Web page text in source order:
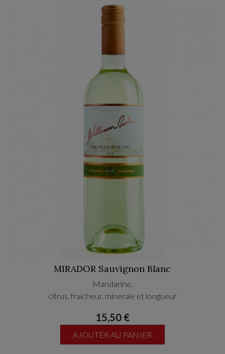
MIRADOR Sauvignon Blanc
Mandarine,
citrus, fraicheur, minérale et longueur
15,50 €
AJOUTER AU PANIER